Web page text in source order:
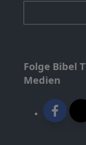
Folge Bibel
Medien